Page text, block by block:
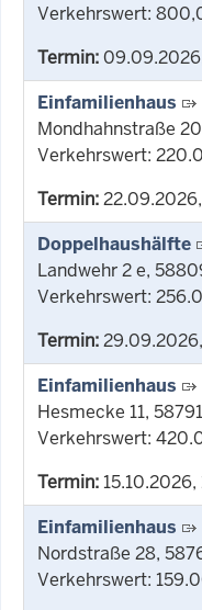
Verkehrswert:
Termin:
Einfamilienhaus
Mondhahnstraße
Verkehrswert:
Termin:
Doppelhaushälfte
Landwehr 2 e,
Verkehrswert:
Termin:
Einfamilienhaus
Hesmecke 11,
Verkehrswert:
Termin:
Einfamilienhaus
Nordstraße 28,
Verkehrswert: